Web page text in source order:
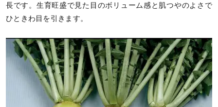
長です。生育旺盛で見た目のボリューム感と肌つやのよさで
ひときわ目を引きます。